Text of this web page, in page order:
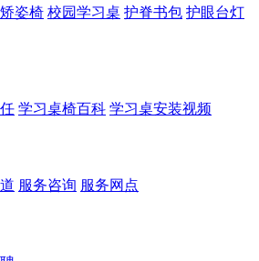
姿椅 校园学习桌 护脊书包 护眼台灯
学习桌椅百科 学习桌安装视频
服务咨询 服务网点